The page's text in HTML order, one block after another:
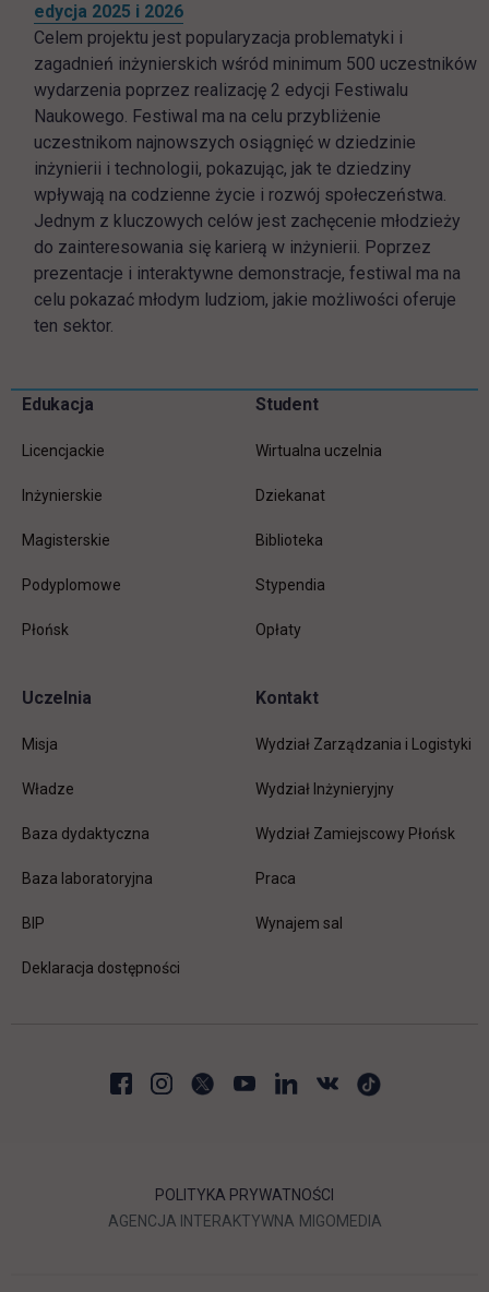
edycja 2025 i 2026
Celem projektu jest popularyzacja problematyki i
zagadnień inżynierskich wśród minimum 500 uczestników
wydarzenia poprzez realizację 2 edycji Festiwalu
Naukowego. Festiwal ma na celu przybliżenie
uczestnikom najnowszych osiągnięć w dziedzinie
inżynierii i technologii, pokazując, jak te dziedziny
wpływają na codzienne życie i rozwój społeczeństwa.
Jednym z kluczowych celów jest zachęcenie młodzieży
do zainteresowania się karierą w inżynierii. Poprzez
prezentacje i interaktywne demonstracje, festiwal ma na
celu pokazać młodym ludziom, jakie możliwości oferuje
ten sektor.
Pomiń
Informacje w stopce
Edukacja
Licencjackie
Inżynierskie
Magisterskie
Podyplomowe
Płońsk
Student
Wirtualna uczelnia
Dziekanat
Biblioteka
Stypendia
Opłaty
Uczelnia
Misja
Władze
Baza dydaktyczna
Baza laboratoryjna
BIP
Deklaracja dostępności
Kontakt
Wydział Zarządzania i Logistyki
Wydział Inżynieryjny
Wydział Zamiejscowy Płońsk
Praca
Wynajem sal
POLITYKA PRYWATNOŚCI
AGENCJA INTERAKTYWNA LINK OTWIERA SIĘ W
MIGOMEDIA